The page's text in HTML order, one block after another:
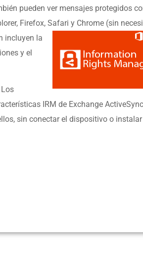
pueden ver mensajes protegidos
Firefox, Safari y Chrome (sin
incluyen la
y el
IRM de Exchange
sin conectar el dispositivo o